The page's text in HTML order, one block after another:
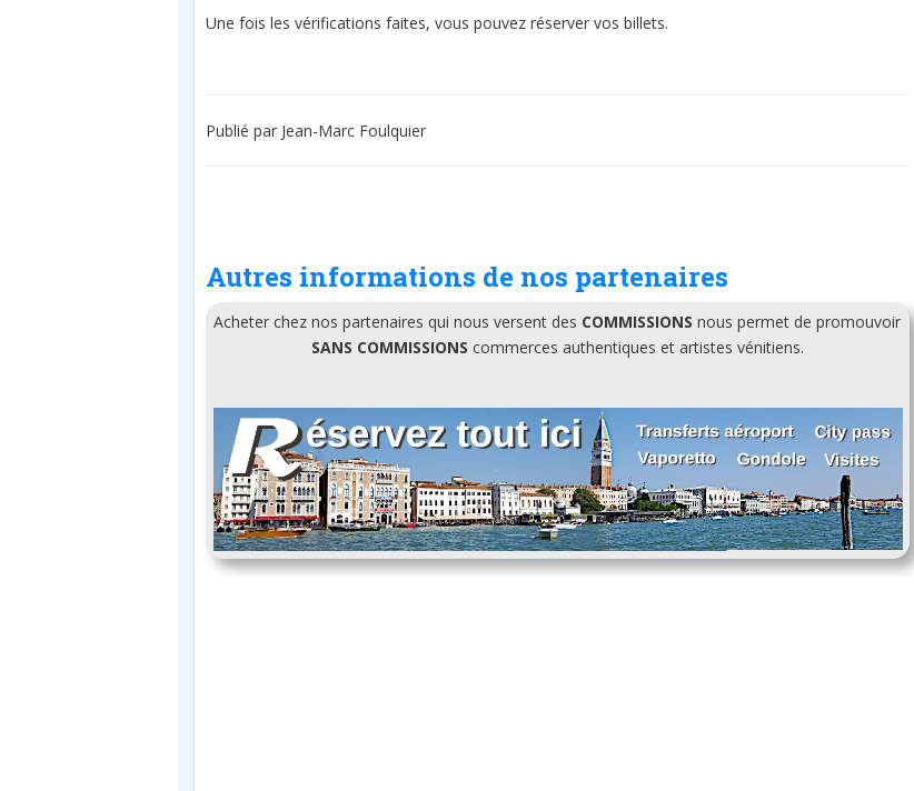
Une fois les vérifications faites, vous pouvez réserver vos billets.
Publié par Jean-Marc Foulquier
Autres informations de nos partenaires
Acheter chez nos partenaires qui nous versent des COMMISSIONS nous permet de promouvoir
SANS COMMISSIONS commerces authentiques et artistes vénitiens.